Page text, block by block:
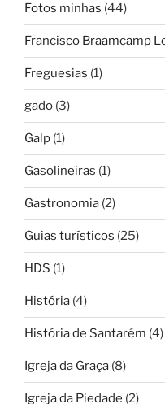
Fotos minhas (44)
Francisco Braamcamp
Freguesias (1)
gado (3)
Galp (1)
Gasolineiras (1)
Gastronomia (2)
Guias turísticos (25)
HDS (1)
História (4)
História de Santarém (4)
Igreja da Graça (8)
Igreja da Piedade (2)